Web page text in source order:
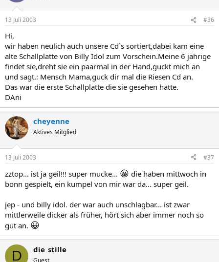
13 Juli 2003 #36
Hi,
wir haben neulich auch unsere Cd`s sortiert,dabei kam eine
alte Schallplatte von Billy Idol zum Vorschein.Meine 6 jährige
findet sie,dreht sie ein paarmal in der Hand,guckt mich an
und sagt.: Mensch Mama,guck dir mal die Riesen Cd an.
Das war die erste Schallplatte die sie gesehen hatte.
DAni
cheyenne
Aktives Mitglied
13 Juli 2003 #37
zztop... ist ja geil!!! super mucke... 😀 die haben mittwoch in
bonn gespielt, ein kumpel von mir war da... super geil.
jep - und billy idol. der war auch unschlagbar... ist zwar
mittlerweile dicker als früher, hört sich aber immer noch so
gut an. 😀
D die_stille
Guest